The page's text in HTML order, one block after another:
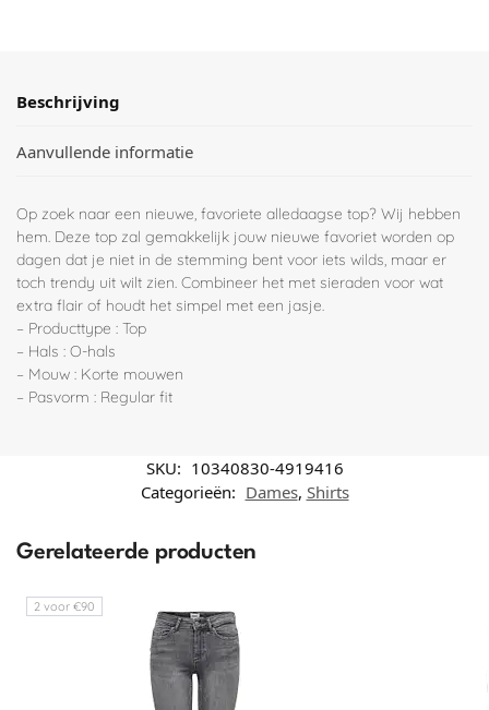
Beschrijving
Aanvullende informatie
Op zoek naar een nieuwe, favoriete alledaagse top? Wij hebben
hem. Deze top zal gemakkelijk jouw nieuwe favoriet worden op
dagen dat je niet in de stemming bent voor iets wilds, maar er
toch trendy uit wilt zien. Combineer het met sieraden voor wat
extra flair of houdt het simpel met een jasje.
– Producttype : Top
– Hals : O-hals
– Mouw : Korte mouwen
– Pasvorm : Regular fit
SKU: 10340830-4919416
Categorieën: Dames, Shirts
Gerelateerde producten
2 voor €90